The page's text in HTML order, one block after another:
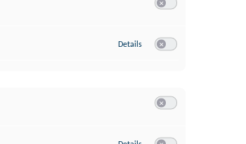
Details zu Google Analytics
zu YouTube